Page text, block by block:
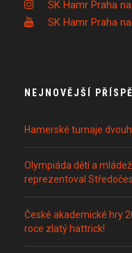
SK Hamr Praha
SK Hamr Praha
NEJNOVĚJŠÍ
Hamerské turnaje
Olympiáda dětí a
reprezentoval
České akademické hry
roce zlatý hattrick!